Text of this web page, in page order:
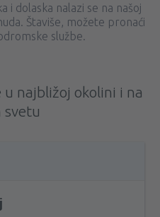
i dolaska nalazi se na našoj
Štaviše, možete pronaći
službe.
najbližoj okolini i na
svetu